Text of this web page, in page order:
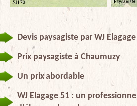
Devis paysagiste par WJ
Prix paysagiste à Chaumuzy
Un prix abordable
WJ Elagage 51 : un